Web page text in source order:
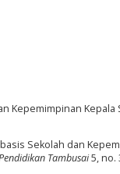
Kepemimpinan
Sekolah dan
Tambusai5, no.